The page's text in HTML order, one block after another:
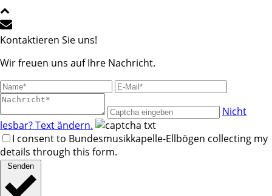
Kontaktieren Sie uns!
Wir freuen uns auf Ihre Nachricht.
Nicht
lesbar? Text ändern.
I consent to Bundesmusikkapelle-Ellbögen collecting my
details through this form.
Senden